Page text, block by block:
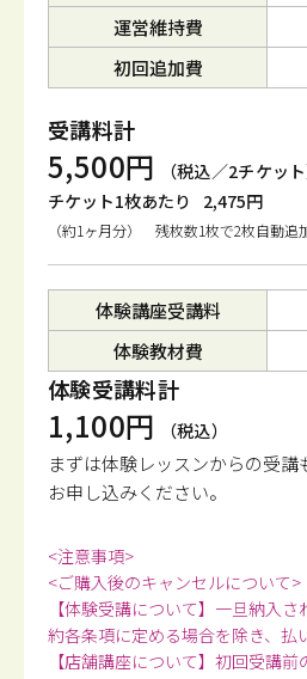
運営維持費
初回追加費
受講料計
5,500円
（税込／2チケット
チケット1枚あたり
2,475円
（約1ヶ月分） 残枚数1枚で2枚自動追
体験講座受講料
体験教材費
体験受講料計
1,100円 （税込）
まずは体験レッスンからの受講
お申し込みください。
<注意事項>
<ご購入後のキャンセルについて>
【体験受講について】一旦納入
約各条項に定める場合を除き、払
【店舗講座について】初回受講